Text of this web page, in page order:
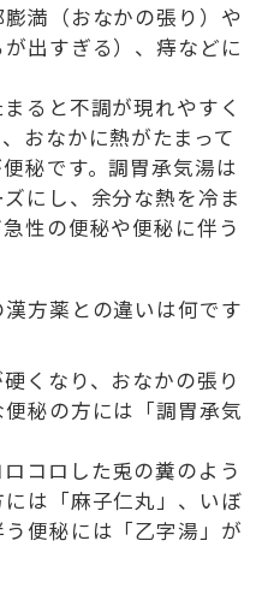
満（おなかの張り）や
出すぎる）、痔などに
ると不調が現れやすく
おなかに熱がたまって
秘です。調胃承気湯は
ズにし、余分な熱を冷ま
性の便秘や便秘に伴う
方薬との違いは何です
くなり、おなかの張り
秘の方には「調胃承気
コロした兎の糞のよう
は「麻子仁丸」、いぼ
便秘には「乙字湯」が